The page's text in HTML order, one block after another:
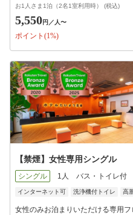
※満車の場合は近隣の駐車場を
※大型車（６ｍ越〜１２ｍ未満
用のお客様は事前ご予約が必
ます。
お1人さま1泊（2名1室利用時） (税込)
5,550円 ／人〜
ポイント(1%)
【禁煙】女性専用シングル
シングル 1人 バス・トイレ付
インターネット可 洗浄機付トイレ 高
女性のみお泊まりいただける専用